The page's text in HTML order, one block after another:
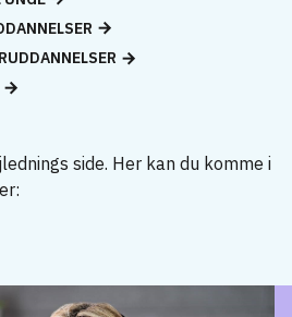
side. Her kan du komme i